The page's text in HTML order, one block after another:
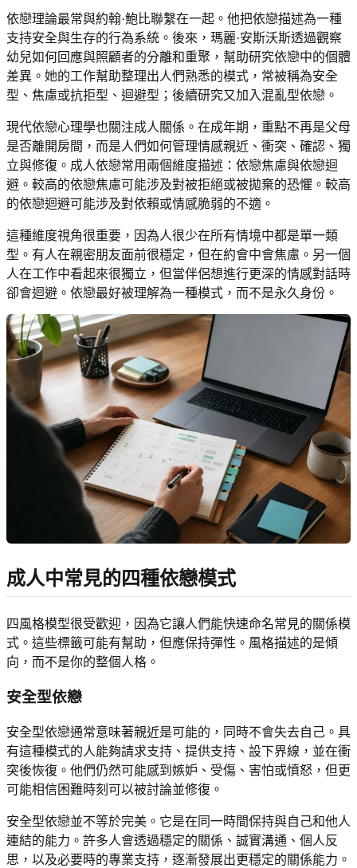
依戀理論最常與約翰·鮑比聯繫在一起。他把依戀描述為一種
支持安全與生存的行為系統。後來，瑪麗·安斯沃斯透過觀察
幼兒如何回應與照顧者的分離和重聚，幫助研究依戀中的個體
差異。她的工作幫助整理出人們熟悉的模式，常被稱為安全
型、焦慮或抗拒型、迴避型；後續研究又加入混亂型依戀。
現代依戀心理學也關注成人關係。在成年期，重點不再是父母
是否離開房間，而是人們如何管理情感親近、衝突、確認、獨
立與修復。成人依戀常用兩個維度描述：依戀焦慮與依戀迴
避。較高的依戀焦慮可能涉及對被拒絕或被拋棄的恐懼。較高
的依戀迴避可能涉及對依賴或情感脆弱的不適。
這種維度視角很重要，因為人很少在所有情境中都是單一類
型。有人在親密朋友面前很穩定，但在約會中會焦慮。另一個
人在工作中看起來很獨立，但當伴侶想進行更深的情感對話時
卻會迴避。依戀最好被理解為一種模式，而不是永久身份。
成人中常見的四種依戀模式
四風格模型很受歡迎，因為它讓人們能快速命名常見的關係模
式。這些標籤可能有幫助，但應保持彈性。風格描述的是傾
向，而不是你的整個人格。
安全型依戀
安全型依戀通常意味著親近是可能的，同時不會失去自己。具
有這種模式的人能夠請求支持、提供支持、設下界線，並在衝
突後恢復。他們仍然可能感到嫉妒、受傷、害怕或憤怒，但更
可能相信困難時刻可以被討論並修復。
安全型依戀並不等於完美。它是在同一時間保持與自己和他人
連結的能力。許多人會透過穩定的關係、誠實溝通、個人反
思，以及必要時的專業支持，逐漸發展出更穩定的關係能力。